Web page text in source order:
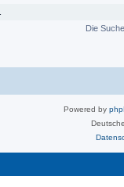
Die
Powered by